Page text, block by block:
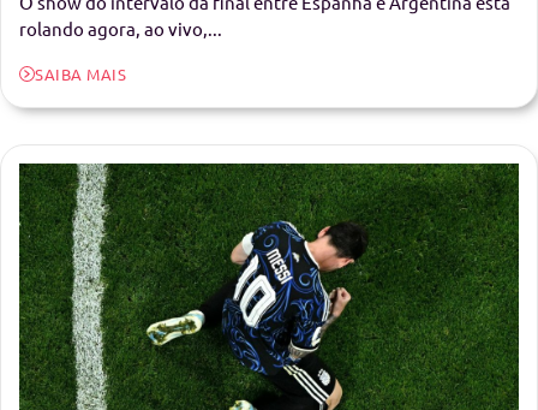
rolando agora, ao vivo,...
SAIBA MAIS